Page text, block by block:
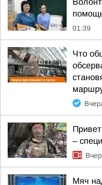
01:39
Что
–
Мяч